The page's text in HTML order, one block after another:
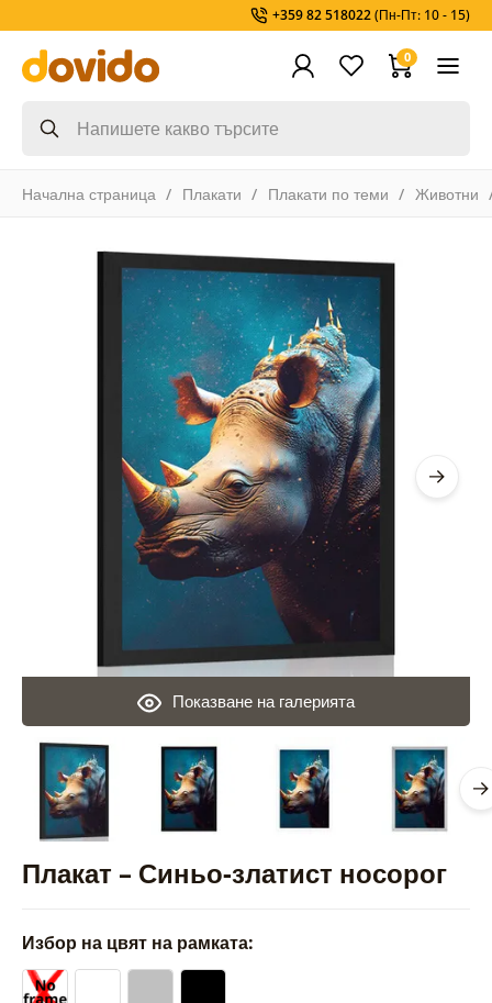
+359 82 518022(Пн-Пт: 10 - 15)
0
Начална страница Плакати Плакати по теми Животни
Плакат – Синьо-златист носорог
Показване на галерията
Избор на цвят на рамката: